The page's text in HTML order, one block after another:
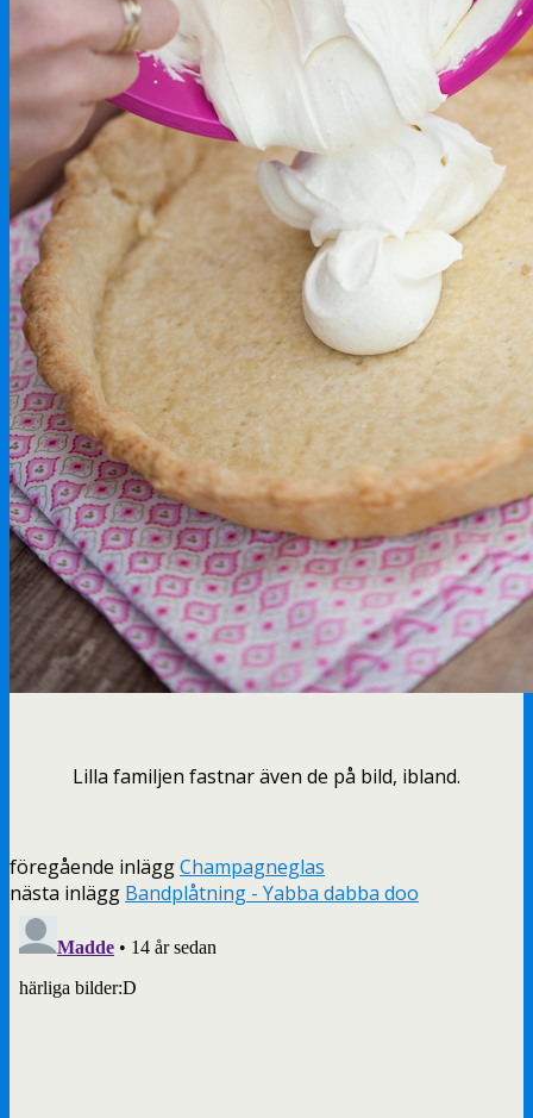
Lilla familjen fastnar även de på bild, ibland.
föregående inläggChampagneglas
nästa inlägg Bandplåtning - Yabba dabba doo